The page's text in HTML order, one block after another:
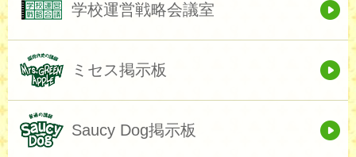
学校運営戦略会議室
ミセス掲示板
Saucy Dog掲示板